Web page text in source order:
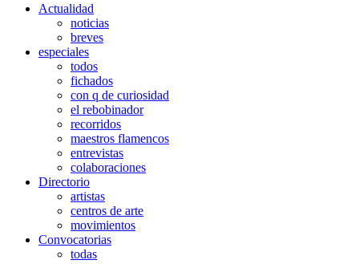
Actualidad
noticias
breves
especiales
todos
fichados
con q de curiosidad
el rebobinador
recorridos
maestros flamencos
entrevistas
colaboraciones
Directorio
artistas
centros de arte
movimientos
Convocatorias
todas